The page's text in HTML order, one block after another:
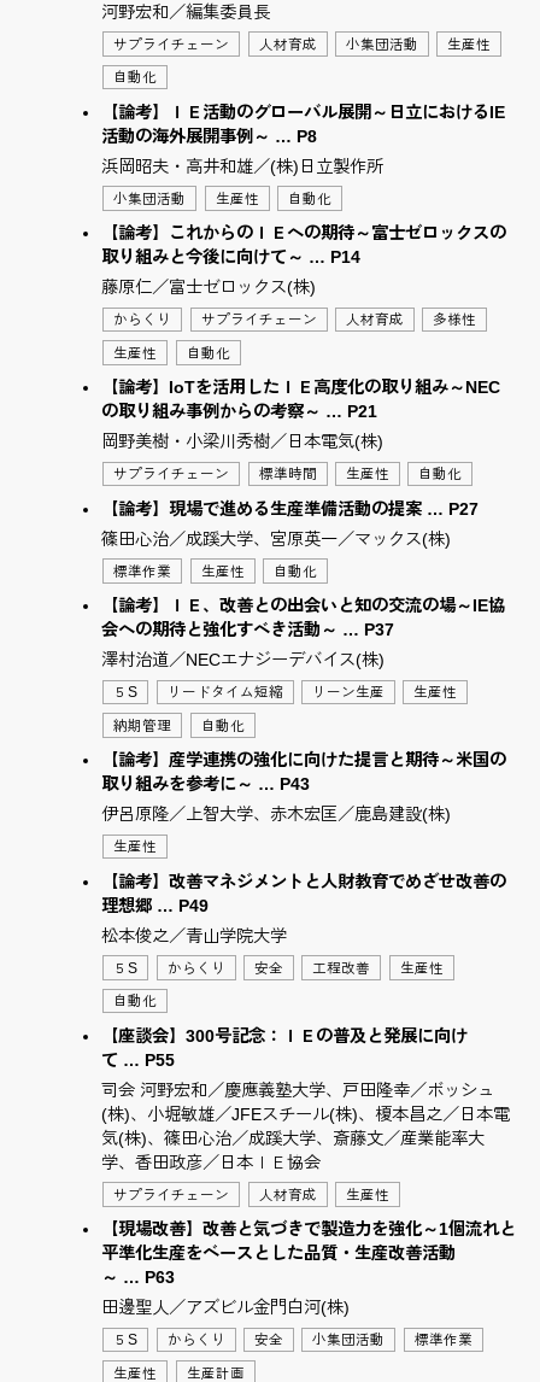
河野宏和／編集委員長
サプライチェーン 人材育成 小集団活動 生産性
自動化
【論考】ＩＥ活動のグローバル展開～日立におけるIE
活動の海外展開事例～ … P8
浜岡昭夫・高井和雄／(株)日立製作所
小集団活動 生産性 自動化
【論考】これからのＩＥへの期待～富士ゼロックスの
取り組みと今後に向けて～ … P14
藤原仁／富士ゼロックス(株)
からくり サプライチェーン 人材育成 多様性
生産性 自動化
【論考】IoTを活用したＩＥ高度化の取り組み～NEC
の取り組み事例からの考察～ … P21
岡野美樹・小梁川秀樹／日本電気(株)
サプライチェーン 標準時間 生産性 自動化
【論考】現場で進める生産準備活動の提案 … P27
篠田心治／成蹊大学、宮原英一／マックス(株)
標準作業 生産性 自動化
【論考】ＩＥ、改善との出会いと知の交流の場～IE協
会への期待と強化すべき活動～ … P37
澤村治道／NECエナジーデバイス(株)
５S リードタイム短縮 リーン生産 生産性
納期管理 自動化
【論考】産学連携の強化に向けた提言と期待～米国の
取り組みを参考に～ … P43
伊呂原隆／上智大学、赤木宏匡／鹿島建設(株)
生産性
【論考】改善マネジメントと人財教育でめざせ改善の
理想郷 … P49
松本俊之／青山学院大学
５S からくり 安全 工程改善 生産性
自動化
【座談会】300号記念：ＩＥの普及と発展に向け
て … P55
司会 河野宏和／慶應義塾大学、戸田隆幸／ボッシュ
(株)、小堀敏雄／JFEスチール(株)、榎本昌之／日本電
気(株)、篠田心治／成蹊大学、斎藤文／産業能率大
学、香田政彦／日本ＩＥ協会
サプライチェーン 人材育成 生産性
【現場改善】改善と気づきで製造力を強化～1個流れと
平準化生産をベースとした品質・生産改善活動
～ … P63
田邊聖人／アズビル金門白河(株)
５S からくり 安全 小集団活動 標準作業
生産性 生産計画